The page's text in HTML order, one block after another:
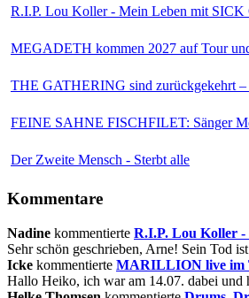
R.I.P. Lou Koller - Mein Leben mit
MEGADETH kommen 2027 auf Tour
THE GATHERING sind zurückgekehrt
FEINE SAHNE FISCHFILET: Sänger
Der Zweite Mensch - Sterbt alle
Kommentare
Nadine kommentierte R.I.P. Lou Koller
Sehr schön geschrieben, Arne! Sein Tod
Icke kommentierte MARILLION live im
Hallo Heiko, ich war am 14.07. dabei und